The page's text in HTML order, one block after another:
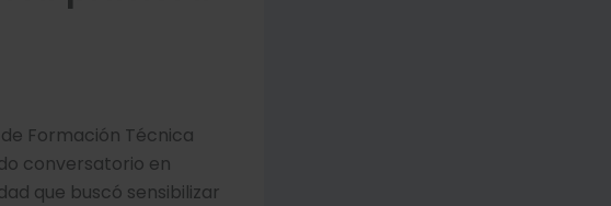
Formación Técnica
conversatorio en
que buscó sensibilizar